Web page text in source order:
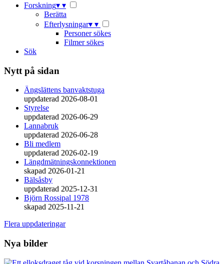
Forskning▾ ▾
Berätta
Efterlysningar▾ ▾
Personer sökes
Filmer sökes
Sök
Nytt på sidan
Ängslättens banvaktstuga
uppdaterad 2026-08-01
Styrelse
uppdaterad 2026-06-29
Lannabruk
uppdaterad 2026-06-28
Bli medlem
uppdaterad 2026-02-19
Längdmätningskonnektionen
skapad 2026-01-21
Bälsåsby
uppdaterad 2025-12-31
Björn Rossipal 1978
skapad 2025-11-21
Flera uppdateringar
Nya bilder